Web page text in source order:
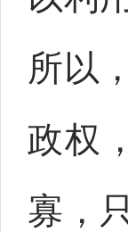
所以
政权
寡，